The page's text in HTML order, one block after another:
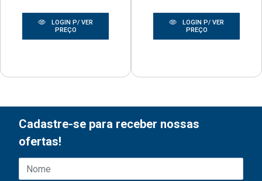
LOGIN P/ VER
PREÇO
LOGIN P/ VER
PREÇO
Cadastre-se para receber nossas
ofertas!